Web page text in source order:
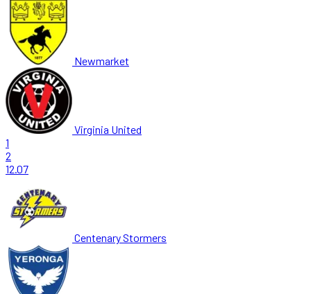
Newmarket
Virginia United
1
2
12.07
Centenary Stormers